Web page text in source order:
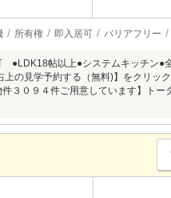
所有権 即入居可 バリアフリー
●LDK18帖以上●システムキッチン
の見学予約する（無料)】をクリッ
３０９４件ご用意しています】トー